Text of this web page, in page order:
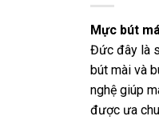
Mực bút
Đức đây là
bút mài và
nghệ giúp
được ưa